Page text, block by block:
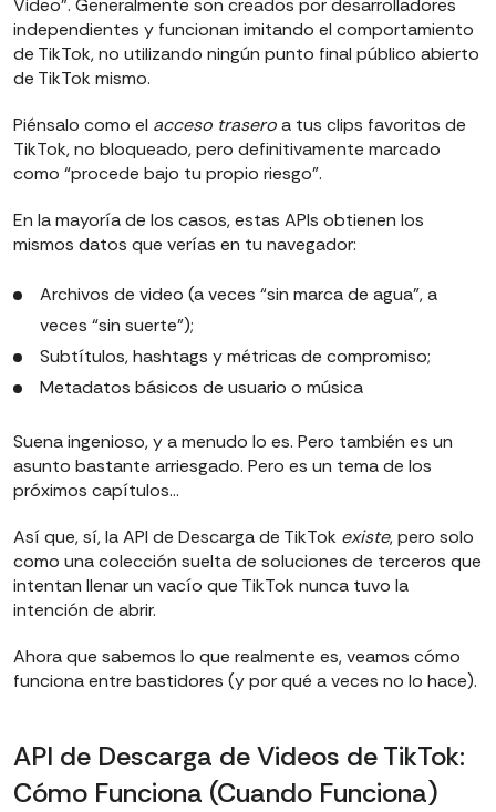
Video”. Generalmente son creados por desarrolladores
independientes y funcionan imitando el comportamiento
de TikTok, no utilizando ningún punto final público abierto
de TikTok mismo.
Piénsalo como el acceso traseroa tus clips favoritos de
TikTok, no bloqueado, pero definitivamente marcado
como “procede bajo tu propio riesgo”.
En la mayoría de los casos, estas APIs obtienen los
mismos datos que verías en tu navegador:
Archivos de video (a veces “sin marca de agua”, a
veces “sin suerte”);
Subtítulos, hashtags y métricas de compromiso;
Metadatos básicos de usuario o música
Suena ingenioso, y a menudo lo es. Pero también es un
asunto bastante arriesgado. Pero es un tema de los
próximos capítulos…
Así que, sí, la API de Descarga de TikTok existe, pero solo
como una colección suelta de soluciones de terceros que
intentan llenar un vacío que TikTok nunca tuvo la
intención de abrir.
Ahora que sabemos lo que realmente es, veamos cómo
funciona entre bastidores (y por qué a veces no lo hace).
API de Descarga de Videos de TikTok:
Cómo Funciona (Cuando Funciona)